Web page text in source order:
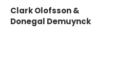
Clark Olofsson &
Donegal Demuynck